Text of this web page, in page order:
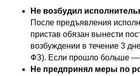
Не возбудил
После предъявления
пристав обязан вынести
возбуждении в течение 3
ФЗ). Если прошло больше —
Не предпринял меры по